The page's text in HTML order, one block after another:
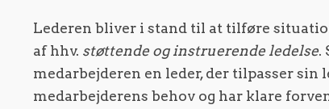
Lederen bliver i stand til at tilføre
af hhv. støttende og instruerende ledelse.
medarbejderen en leder, der tilpasser sin
medarbejderens behov og har klare